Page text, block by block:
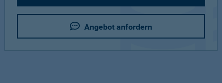
Angebot anfordern